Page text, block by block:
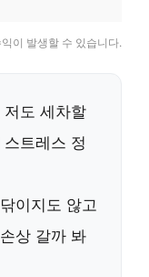
이 발생할 수 있습니다.
도 세차할
트레스 정
이지도 않고
상 갈까 봐